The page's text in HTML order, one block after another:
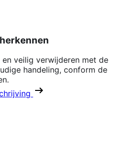
en veilig verwijderen met de
handeling, conform de